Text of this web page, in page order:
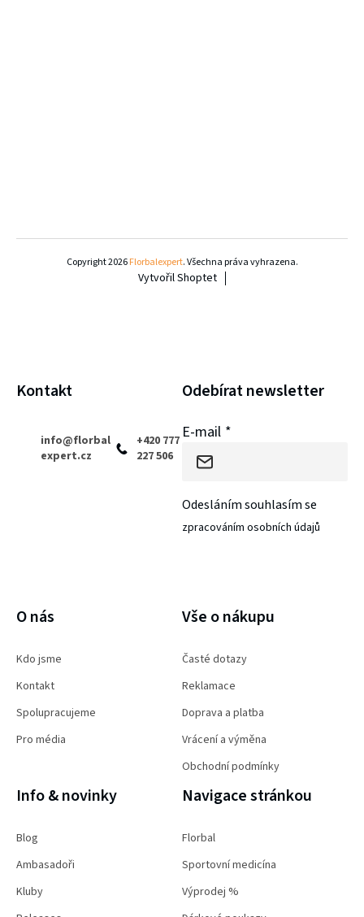
Kontakt
info@florbal
expert.cz
+420 777
227 506
Odebírat newsletter
E-mail
Odesláním souhlasím se
zpracováním osobních údajů
O nás
Kdo jsme
Kontakt
Spolupracujeme
Pro média
Vše o nákupu
Časté dotazy
Reklamace
Doprava a platba
Vrácení a výměna
Obchodní podmínky
Info & novinky
Blog
Ambasadoři
Kluby
Navigace stránkou
Florbal
Sportovní medicína
Výprodej %
Vytvořil Shoptet
Copyright 2026Florbalexpert. Všechna práva vyhrazena.